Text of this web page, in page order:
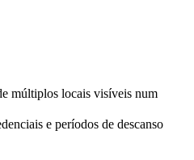
múltiplos locais visíveis num
e períodos de descanso